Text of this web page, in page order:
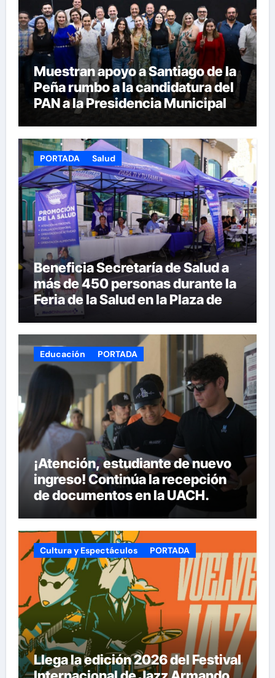
Muestran apoyo a Santiago de la
Peña rumbo a la candidatura del
PAN a la Presidencia Municipal
PORTADA Salud
Beneficia Secretaría de Salud a
más de 450 personas durante la
Feria de la Salud en la Plaza de
Armas
Educación PORTADA
¡Atención, estudiante de nuevo
ingreso! Continúa la recepción
de documentos en la UACH.
Cultura y Espectáculos PORTADA
Llega la edición 2026 del Festival